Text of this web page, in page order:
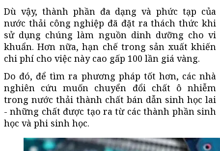
Dù vậy, thành phần đa dạng và phức tạp của
nước thải công nghiệp đã đặt ra thách thức khi
sử dụng chúng làm nguồn dinh dưỡng cho vi
khuẩn. Hơn nữa, hạn chế trong sản xuất khiến
chi phí cho việc này cao gấp 100 lần giá vàng.
Do đó, để tìm ra phương pháp tốt hơn, các nhà
nghiên cứu muốn chuyển đổi chất ô nhiễm
trong nước thải thành chất bán dẫn sinh học lai
- những chất được tạo ra từ các thành phần sinh
học và phi sinh học.